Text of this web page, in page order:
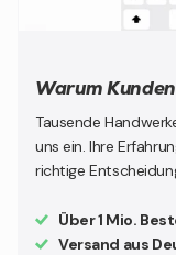
Warum
Tausende
uns ein. Ihre
richtige
Über 1 Mio.
Versand aus